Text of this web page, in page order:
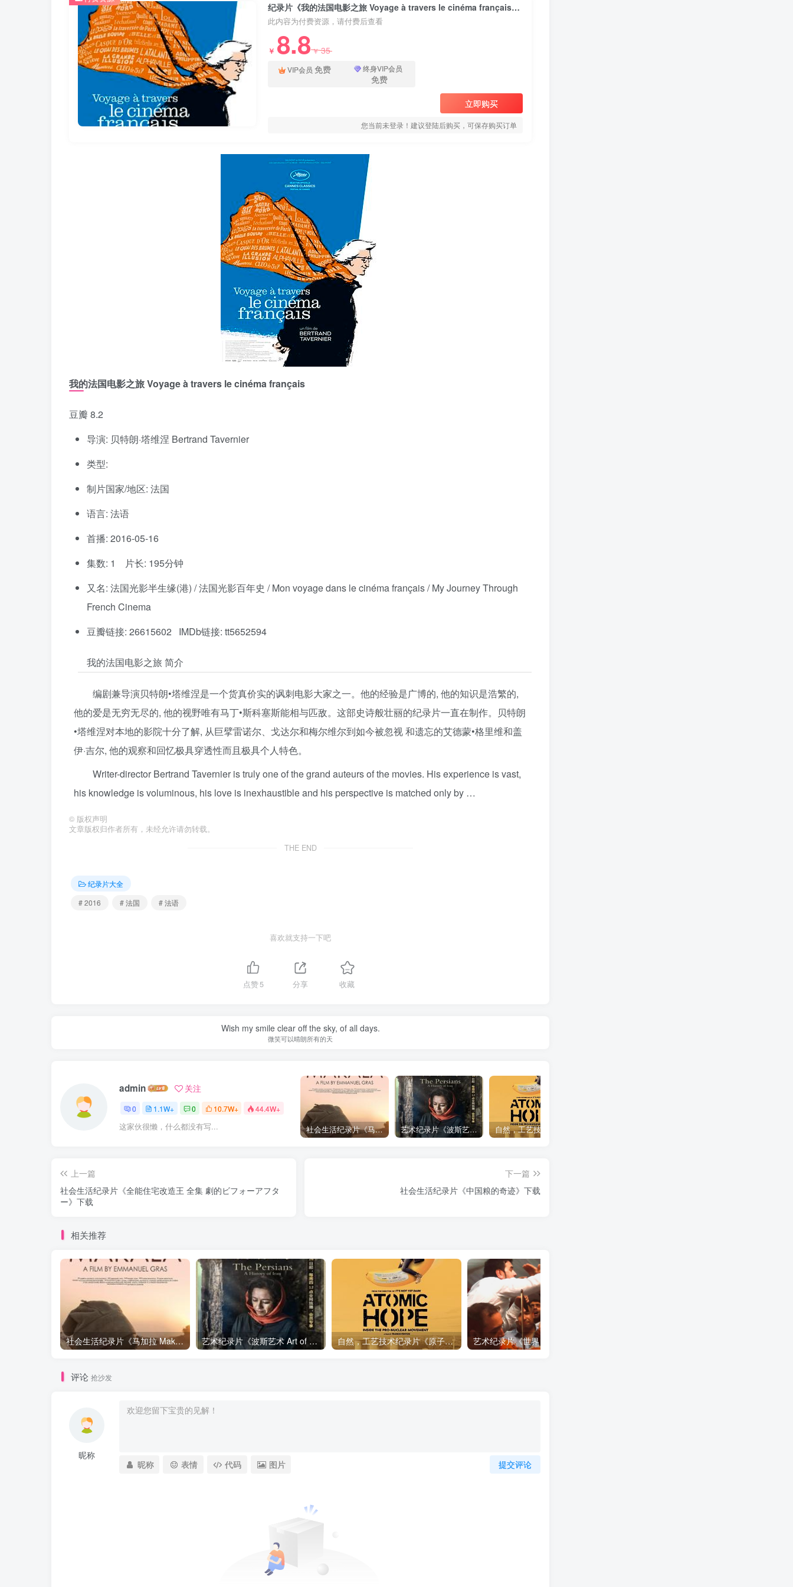
纪录片《我的法国电影之旅 Voyage à travers le cinéma français》下载
此内容为付费资源，请付费后查看
￥ 8.8￥35
VIP会员 免费 终身VIP会员
免费
立即购买
您当前未登录！建议登陆后购买，可保存购买订单
我的法国电影之旅 Voyage à travers le cinéma français
豆瓣 8.2
导演: 贝特朗·塔维涅 Bertrand Tavernier
类型:
制片国家/地区: 法国
语言: 法语
首播: 2016-05-16
集数: 1 片长: 195分钟
又名: 法国光影半生缘(港) / 法国光影百年史 / Mon voyage dans le cinéma français / My Journey Through
French Cinema
豆瓣链接: 26615602 IMDb链接: tt5652594
我的法国电影之旅 简介
编剧兼导演贝特朗•塔维涅是一个货真价实的讽刺电影大家之一。他的经验是广博的, 他的知识是浩繁的,
他的爱是无穷无尽的, 他的视野唯有马丁•斯科塞斯能相与匹敌。这部史诗般壮丽的纪录片一直在制作。贝特朗
•塔维涅对本地的影院十分了解, 从巨擘雷诺尔、戈达尔和梅尔维尔到如今被忽视 和遗忘的艾德蒙•格里维和盖
伊·吉尔, 他的观察和回忆极具穿透性而且极具个人特色。
Writer-director Bertrand Tavernier is truly one of the grand auteurs of the movies. His experience is vast,
his knowledge is voluminous, his love is inexhaustible and his perspective is matched only by …
© 版权声明
文章版权归作者所有，未经允许请勿转载。
THE END
纪录片大全
# 2016
# 法国 # 法语
喜欢就支持一下吧
点赞5 分享 收藏
Wish my smile clear off the sky, of all days.
微笑可以晴朗所有的天
admin 关注
0 1.1W+ 0 10.7W+ 44.4W+
这家伙很懒，什么都没有写... 社会生活纪录片《马加拉 Makala》下载 艺术纪录片《波斯艺术 Art of Persia》下载
上一篇
社会生活纪录片《全能住宅改造王 全集 劇的ビフォーアフタ
ー》下载
下一篇
社会生活纪录片《中国粮的奇迹》下载
相关推荐
社会生活纪录片《马加拉 Makala》下载 艺术纪录片《波斯艺术 Art of Persia》下载 自然，工艺技术纪录片《原子能的希望 Atomic Hope – Inside the Pro-Nuclear Movement》下载
评论 抢沙发
昵称
提交评论
昵称 表情 代码 图片